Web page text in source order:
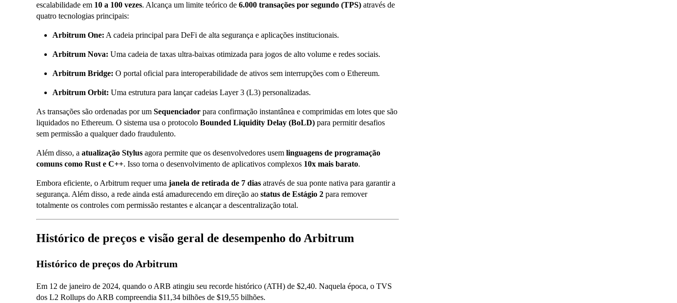
escalabilidade em 10 a 100 vezes. Alcança um limite teórico de 6.000 transações por segundo (TPS) através de
quatro tecnologias principais:
Arbitrum One: A cadeia principal para DeFi de alta segurança e aplicações institucionais.
Arbitrum Nova: Uma cadeia de taxas ultra-baixas otimizada para jogos de alto volume e redes sociais.
Arbitrum Bridge: O portal oficial para interoperabilidade de ativos sem interrupções com o Ethereum.
Arbitrum Orbit: Uma estrutura para lançar cadeias Layer 3 (L3) personalizadas.
As transações são ordenadas por um Sequenciador para confirmação instantânea e comprimidas em lotes que são
liquidados no Ethereum. O sistema usa o protocolo Bounded Liquidity Delay (BoLD) para permitir desafios
sem permissão a qualquer dado fraudulento.
Além disso, a atualização Stylus agora permite que os desenvolvedores usem linguagens de programação
comuns como Rust e C++. Isso torna o desenvolvimento de aplicativos complexos 10x mais barato.
Embora eficiente, o Arbitrum requer uma janela de retirada de 7 dias através de sua ponte nativa para garantir a
segurança. Além disso, a rede ainda está amadurecendo em direção ao status de Estágio 2 para remover
totalmente os controles com permissão restantes e alcançar a descentralização total.
Histórico de preços e visão geral de desempenho do Arbitrum
Histórico de preços do Arbitrum
Em 12 de janeiro de 2024, quando o ARB atingiu seu recorde histórico (ATH) de $2,40. Naquela época, o TVS
dos L2 Rollups do ARB compreendia $11,34 bilhões de $19,55 bilhões.